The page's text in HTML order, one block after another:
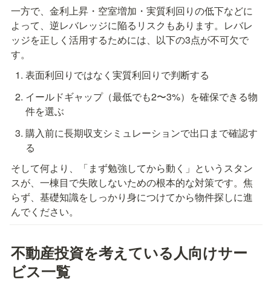
一方で、金利上昇・空室増加・実質利回りの低下などに
よって、逆レバレッジに陥るリスクもあります。レバレ
ッジを正しく活用するためには、以下の3点が不可欠で
す。
表面利回りではなく実質利回りで判断する
イールドギャップ（最低でも2〜3%）を確保できる物
件を選ぶ
購入前に長期収支シミュレーションで出口まで確認す
る
そして何より、「まず勉強してから動く」というスタン
スが、一棟目で失敗しないための根本的な対策です。焦
らず、基礎知識をしっかり身につけてから物件探しに進
んでください。
不動産投資を考えている人向けサー
ビス一覧